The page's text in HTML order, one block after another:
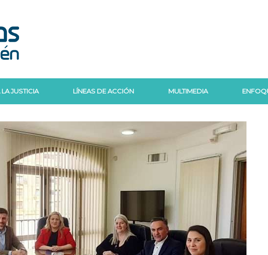
JUSTICIA LÍNEAS DE ACCIÓN MULTIMEDIA